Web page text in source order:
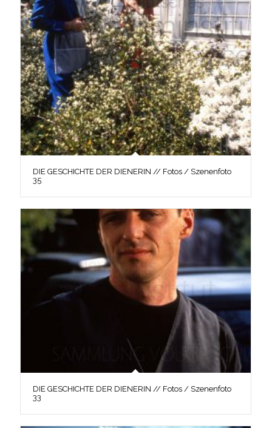
DIE GESCHICHTE DER DIENERIN // Fotos / Szenenfoto
35
DIE GESCHICHTE DER DIENERIN // Fotos / Szenenfoto
33